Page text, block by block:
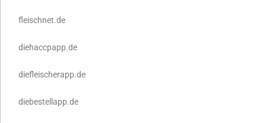
fleischnet.de
diehaccpapp.de
diefleischerapp.de
diebestellapp.de